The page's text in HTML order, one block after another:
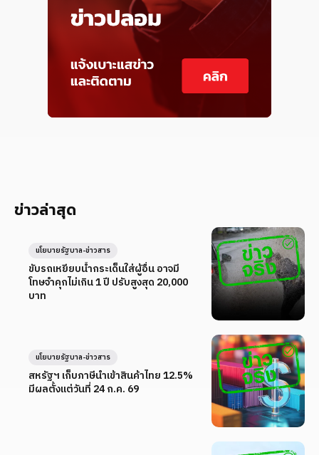
ข่าวล่าสุด
ขับรถเหยียบน้ำกระเด็นใส่ผู้อื่น อาจมี
โทษจำคุกไม่เกิน 1 ปี ปรับสูงสุด 20,000
บาท
นโยบายรัฐบาล-ข่าวสาร
สหรัฐฯ เก็บภาษีนำเข้าสินค้าไทย 12.5%
มีผลตั้งแต่วันที่ 24 ก.ค. 69
นโยบายรัฐบาล-ข่าวสาร